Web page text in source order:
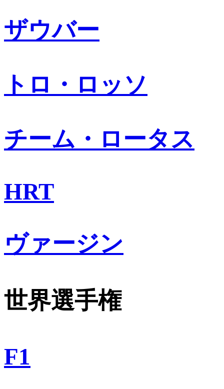
ザウバー
トロ・ロッソ
チーム・ロータス
HRT
ヴァージン
世界選手権
F1